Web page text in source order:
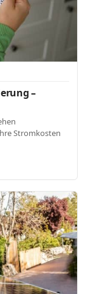
–
Stromkosten